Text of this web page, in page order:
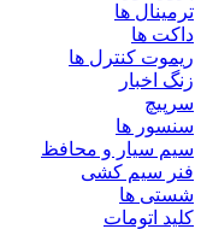
ترمینال ها
داکت ها
ریموت کنترل ها
زنگ اخبار
سرپیچ
سنسور ها
سیم سیار و محافظ
فنر سیم کشی
شستی ها
کلید اتومات